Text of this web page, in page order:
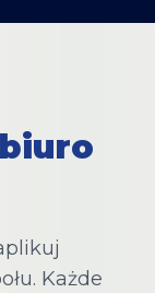
Każde